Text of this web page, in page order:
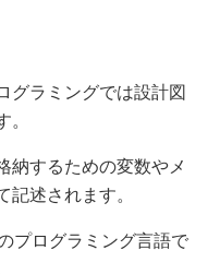
グラミングでは設計図
。
納するための変数やメ
記述されます。
プログラミング言語で